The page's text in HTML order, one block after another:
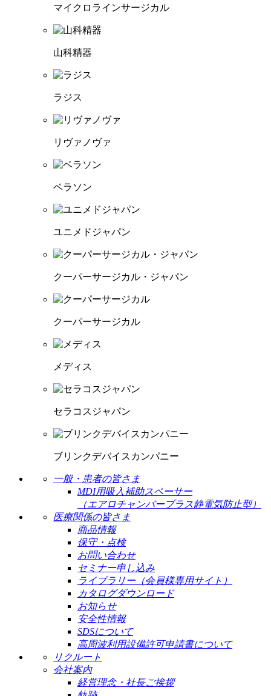
マイクロラインサージカル
山科精器
ラジス
リヴァノヴァ
ベラソン
ユニメドジャパン
クーパーサージカル・ジャパン
クーパーサージカル
メディス
セラコスジャパン
ブリンクデバイスカンパニー
一般・患者の皆さま
MDI用吸入補助スペーサー
（エアロチャンバープラス静電気防止型）
医療関係の皆さま
商品情報
保守・点検
お問い合わせ
セミナー申し込み
ライブラリー（会員様専用サイト）
カタログダウンロード
お知らせ
安全性情報
SDSについて
高周波利用設備許可申請書について
リクルート
会社案内
経営理念・社長ご挨拶